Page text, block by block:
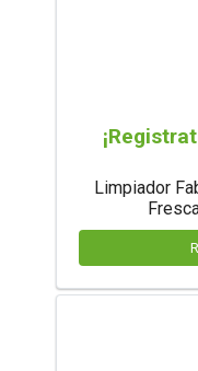
Limpiador